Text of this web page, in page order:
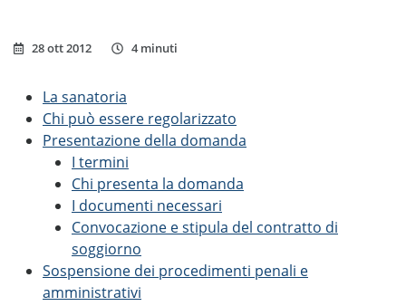
28 ott 2012 4 minuti
La sanatoria
Chi può essere regolarizzato
Presentazione della domanda
I termini
Chi presenta la domanda
I documenti necessari
Convocazione e stipula del contratto di
soggiorno
Sospensione dei procedimenti penali e
amministrativi